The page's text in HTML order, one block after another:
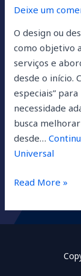
Deixe um
O design ou
como objetivo
serviços e
desde o início.
especiais”
necessidade
busca
desde…
Universal
Read More »